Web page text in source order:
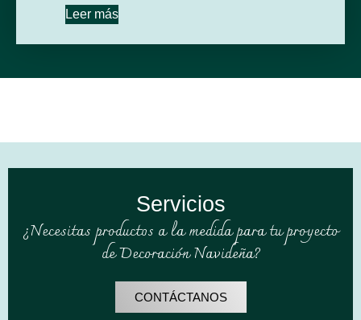
Leer más
Servicios
¿Necesitas productos a la medida para tu proyecto
de Decoración Navideña?
CONTÁCTANOS